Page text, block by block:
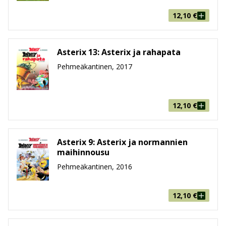
12,10 €
Asterix 13: Asterix ja rahapata
Pehmeäkantinen, 2017
12,10 €
Asterix 9: Asterix ja normannien
maihinnousu
Pehmeäkantinen, 2016
12,10 €